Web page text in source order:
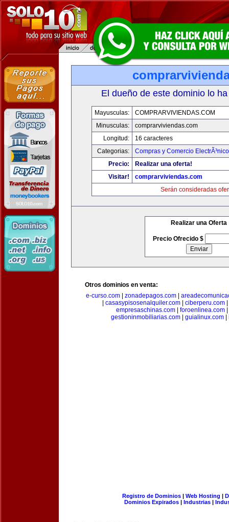
El dueño de este dominio lo
Mayusculas:
COMPRARVIVIENDAS.COM
Minusculas:
comprarviviendas.com
Longitud:
16 caracteres
Categorias:
Compras y Comercio ElectrÃ³nico
Precio:
Realizar una oferta!
Visitar!
comprarviviendas.com
Serán consideradas
Realizar una Oferta
Precio Ofrecido $
Otros dominios en venta:
e-curso.com| zonadepagos.com|
casasypisosenalquiler.com ciberperu.com
empresaschinas.com| foroenlinea.com|
gestioninmobiliarias.com| guialinux.com|
Registro de Dominios| Web Hosting |
Dominios Expirados | Industrias |